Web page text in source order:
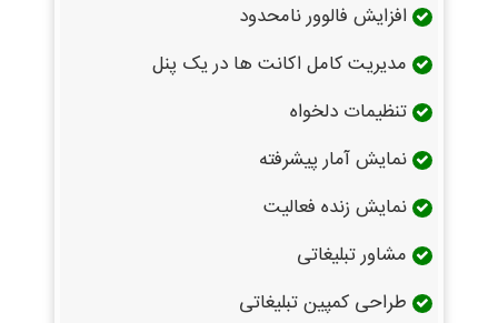
افزایش فالوور نامحدود
مدیریت کامل اکانت ها در یک پنل
تنظیمات دلخواه
نمایش آمار پیشرفته
نمایش زنده فعالیت
مشاور تبلیغاتی
طراحی کمپین تبلیغاتی